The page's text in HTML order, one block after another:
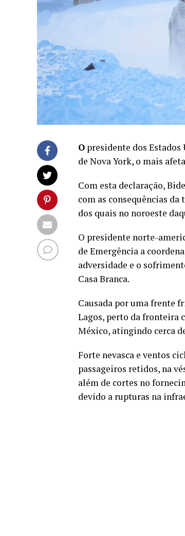
O presidente dos Estados
de Nova York, o mais
Com esta declaração,
com as consequências
dos quais no noroeste
O presidente norte-
de Emergência a
adversidade e o
Casa Branca.
Causada por uma frente
Lagos, perto da fronteira
México, atingindo cerca
Forte nevasca e ventos
passageiros retidos, na
além de cortes no
devido a rupturas na